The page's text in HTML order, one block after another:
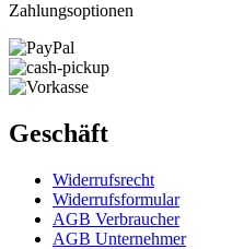
Zahlungsoptionen
Geschäft
Widerrufs­recht
Widerrufs­formular
AGB Verbraucher
AGB Unternehmer